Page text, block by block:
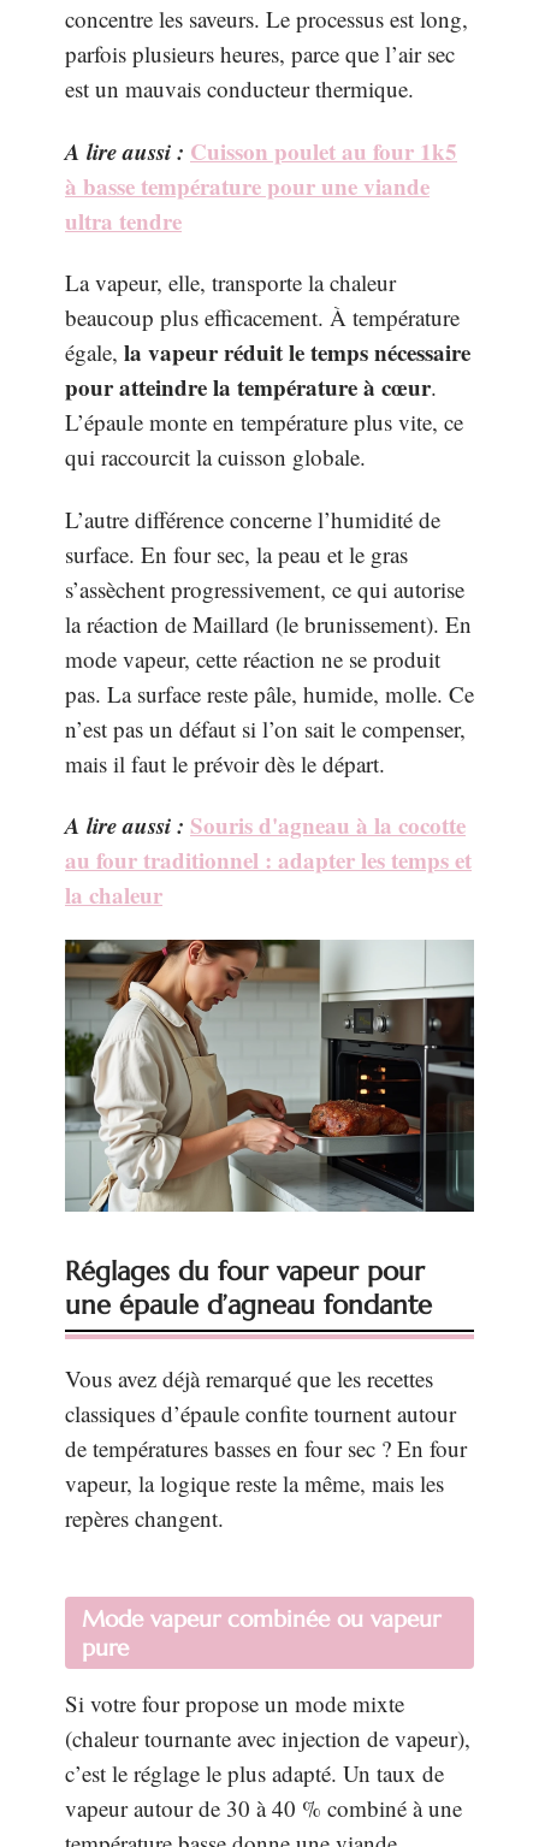
concentre les saveurs. Le processus est long,
parfois plusieurs heures, parce que l’air sec
est un mauvais conducteur thermique.
A lire aussi : Cuisson poulet au four 1k5
à basse température pour une viande
ultra tendre
La vapeur, elle, transporte la chaleur
beaucoup plus efficacement. À température
égale, la vapeur réduit le temps nécessaire
pour atteindre la température à cœur.
L’épaule monte en température plus vite, ce
qui raccourcit la cuisson globale.
L’autre différence concerne l’humidité de
surface. En four sec, la peau et le gras
s’assèchent progressivement, ce qui autorise
la réaction de Maillard (le brunissement). En
mode vapeur, cette réaction ne se produit
pas. La surface reste pâle, humide, molle. Ce
n’est pas un défaut si l’on sait le compenser,
mais il faut le prévoir dès le départ.
A lire aussi : Souris d'agneau à la cocotte
au four traditionnel : adapter les temps et
la chaleur
Réglages du four vapeur pour
une épaule d’agneau fondante
Vous avez déjà remarqué que les recettes
classiques d’épaule confite tournent autour
de températures basses en four sec ? En four
vapeur, la logique reste la même, mais les
repères changent.
Mode vapeur combinée ou vapeur
pure
Si votre four propose un mode mixte
(chaleur tournante avec injection de vapeur),
c’est le réglage le plus adapté. Un taux de
vapeur autour de 30 à 40 % combiné à une